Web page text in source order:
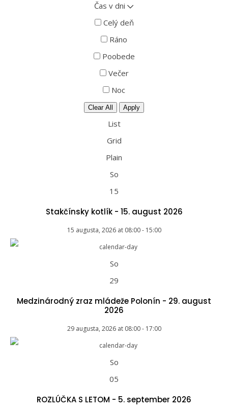
Čas v dni
Celý deň
Ráno
Poobede
Večer
Noc
Clear All Apply
List
Grid
Plain
So
15
Stakčínsky kotlík - 15. august 2026
15 augusta, 2026 at 08:00- 15:00
So
29
Medzinárodný zraz mládeže Polonín - 29. august
2026
29 augusta, 2026 at 08:00- 17:00
So
05
ROZLÚČKA S LETOM - 5. september 2026